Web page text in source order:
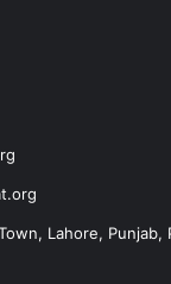
Lahore, Punjab,